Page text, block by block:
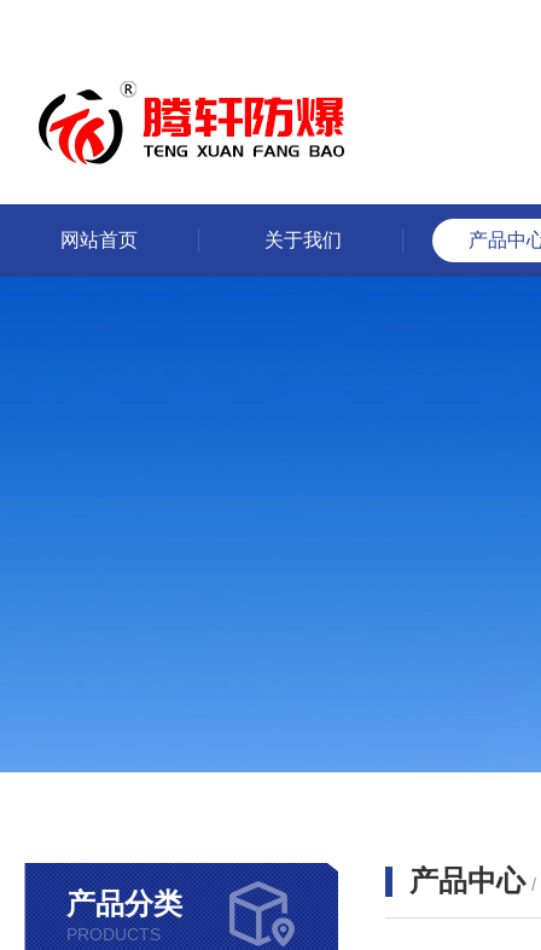
网站首页 关于我们 产品中
产品分类
PRODUCTS
产品中心 /